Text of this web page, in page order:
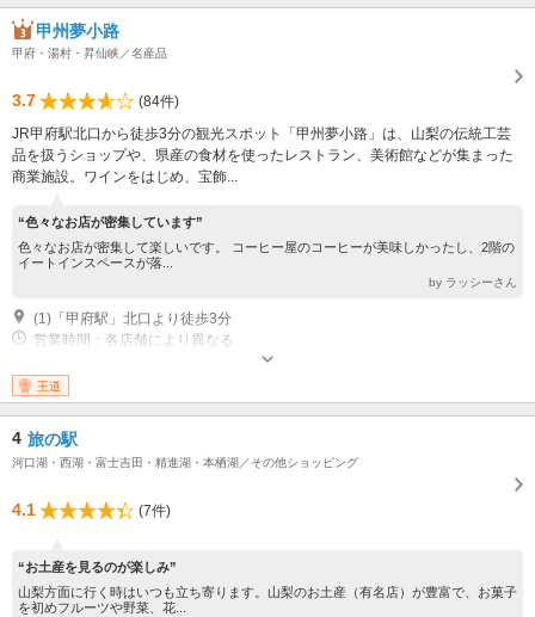
甲州夢小路
甲府・湯村・昇仙峡／名産品
3.7
(84件)
JR甲府駅北口から徒歩3分の観光スポット「甲州夢小路」は、山梨の伝統工芸
品を扱うショップや、県産の食材を使ったレストラン、美術館などが集まった
商業施設。ワインをはじめ、宝飾...
“色々なお店が密集しています”
色々なお店が密集して楽しいです。 コーヒー屋のコーヒーが美味しかったし、2階の
イートインスペースが落...
by ラッシーさん
(1)「甲府駅」北口より徒歩3分
営業時間：各店舗により異なる
王道
4 旅の駅
河口湖・西湖・富士吉田・精進湖・本栖湖／その他ショッピング
4.1 (7件)
“お土産を見るのが楽しみ”
山梨方面に行く時はいつも立ち寄ります。山梨のお土産（有名店）が豊富で、お菓子
を初めフルーツや野菜、花...